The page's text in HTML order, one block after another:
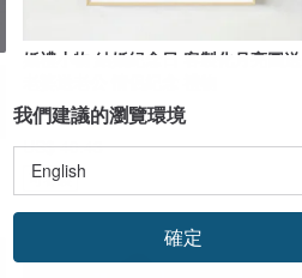
婚禮小物 結婚紀念日 客製化月亮圖送
324art
US$ 40.43
可客製
我們建議的瀏覽環境
確定